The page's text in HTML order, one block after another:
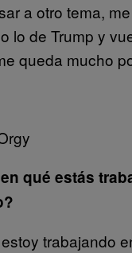
a otro tema,
lo de Trump y
queda mucho
qué estás
trabajando